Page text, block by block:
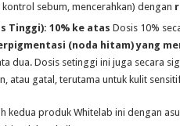
kontrol sebum, mencerahkan) dengan
Tinggi): 10% ke atas Dosis 10%
(noda hitam) yang
dua. Dosis setinggi ini juga secara
atau gatal, terutama untuk kulit
kedua produk Whitelab ini dengan